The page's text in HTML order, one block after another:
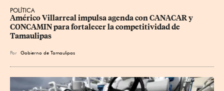
POLÍTICA
Américo Villarreal impulsa agenda con CANACAR y
CONCAMIN para fortalecer la competitividad de
Tamaulipas
Por Gobierno de Tamaulipas